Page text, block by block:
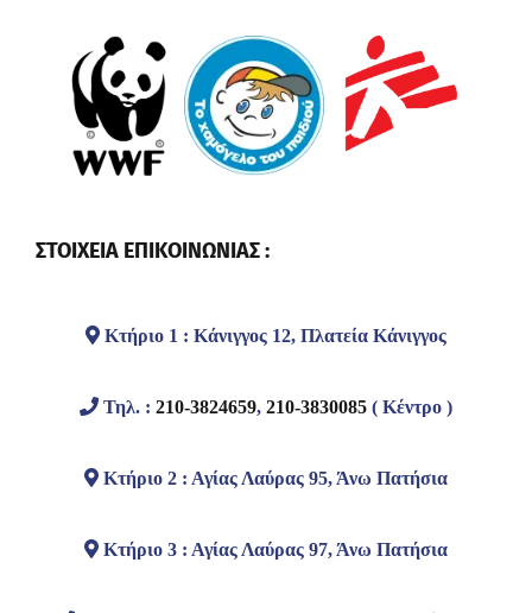
ΣΤΟΙΧΕΙΑ ΕΠΙΚΟΙΝΩΝΙΑΣ :
Κτήριο 1 : Κάνιγγος 12, Πλατεία Κάνιγγος
Τηλ. : 210-3824659, 210-3830085 ( Κέντρο )
Κτήριο 2 : Αγίας Λαύρας 95, Άνω Πατήσια
Κτήριο 3 : Αγίας Λαύρας 97, Άνω Πατήσια